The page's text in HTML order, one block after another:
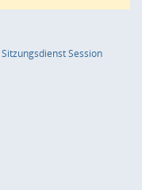
SitzungsdienstSession(Wird in